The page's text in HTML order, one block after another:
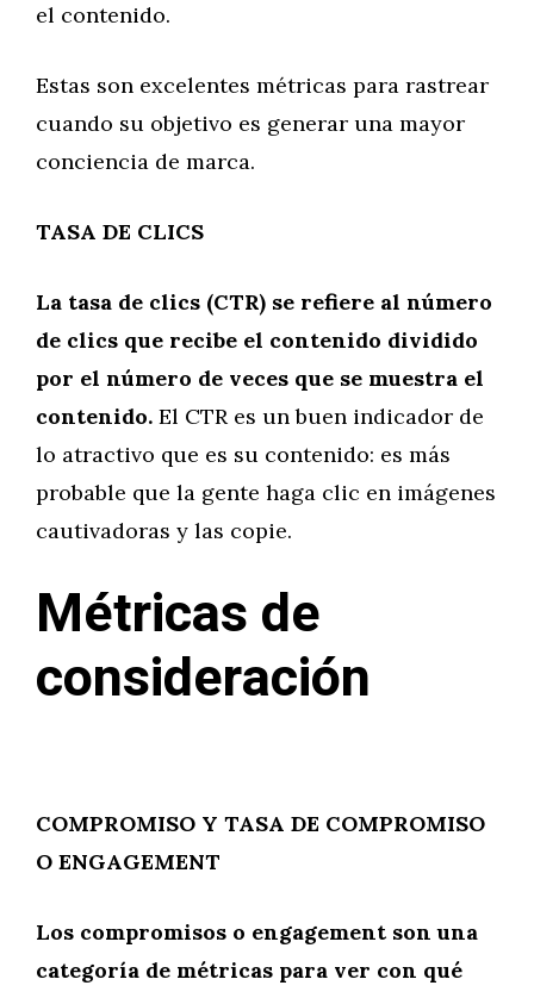
el contenido.
Estas son excelentes métricas para rastrear
cuando su objetivo es generar una mayor
conciencia de marca.
TASA DE CLICS
La tasa de clics (CTR) se refiere al número
de clics que recibe el contenido dividido
por el número de veces que se muestra el
contenido. El CTR es un buen indicador de
lo atractivo que es su contenido: es más
probable que la gente haga clic en imágenes
cautivadoras y las copie.
Métricas de
consideración
COMPROMISO Y TASA DE COMPROMISO
O ENGAGEMENT
Los compromisos o engagement son una
categoría de métricas para ver con qué